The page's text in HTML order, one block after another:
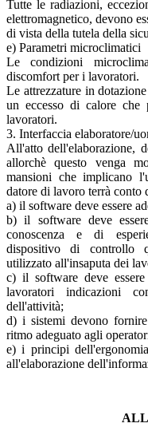
Tutte le radiazioni,
elettromagnetico, devono
di vista della tutela della
e) Parametri microclimatici
Le condizioni
discomfort per i lavoratori.
Le attrezzature in
un eccesso di calore che
lavoratori.
3. Interfaccia elaboratore/
All'atto dell'elaborazione,
allorchè questo venga
mansioni che implicano
datore di lavoro terrà conto
a) il software deve essere
b) il software deve
conoscenza e di
dispositivo di controllo
utilizzato all'insaputa dei
c) il software deve
lavoratori indicazioni
dell'attività;
d) i sistemi devono
ritmo adeguato agli
e) i principi
all'elaborazione